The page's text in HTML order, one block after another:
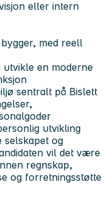
eller intern
med reell
en moderne
sentralt på Bislett
utvikling
selskapet og
vil det være
regnskap,
og forretningsstøtte